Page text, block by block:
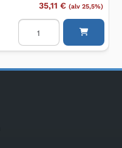
35,11 € (alv 25,5%)
Keskiöporanterä
BOSCH
MULTICONSTRUCT